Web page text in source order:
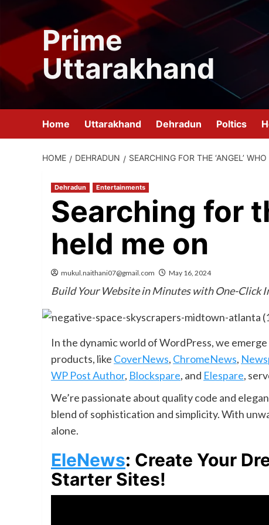
content
Prime
Uttarakhand
Home Uttarakhand Dehradun Poltics
HOME DEHRADUN SEARCHING FOR THE ‘ANGEL’
Dehradun Entertainments
Searching for
held me on
mukul.naithani07@gmail.com May 16, 2024
Build Your Website in Minutes with One-Click
In the dynamic world of WordPress, we
products, like CoverNews, ChromeNews,
WP Post Author, Blockspare, and Elespare,
We’re passionate about quality code and
blend of sophistication and simplicity. With
alone.
EleNews: Create Your
Starter Sites!